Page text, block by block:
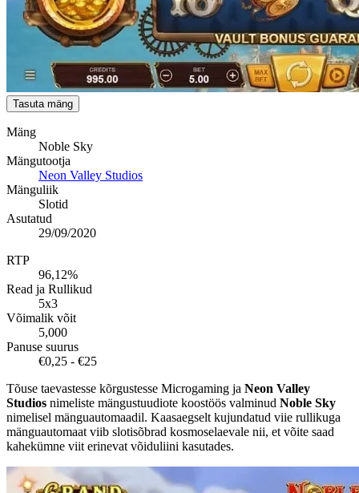
Tasuta mäng
Mäng
Noble Sky
Mängutootja
Neon Valley Studios
Mänguliik
Slotid
Asutatud
29/09/2020
RTP
96,12%
Read ja Rullikud
5x3
Võimalik võit
5,000
Panuse suurus
€0,25 - €25
Tõuse taevastesse kõrgustesse Microgaming ja Neon Valley
Studios nimeliste mängustuudiote koostöös valminud Noble Sky
nimelisel mänguautomaadil. Kaasaegselt kujundatud viie rullikuga
mänguautomaat viib slotisõbrad kosmoselaevale nii, et võite saad
kahekümne viit erinevat võiduliini kasutades.